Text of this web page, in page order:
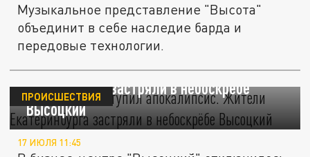
Музыкальное представление "Высота"
объединит в себе наследие барда и
передовые технологии.
Погас свет и наступил апокалипсис. Жители
Екатеринбурга застряли в небоскрёбе
"Высоцкий"
ПРОИСШЕСТВИЯ
17 ИЮЛЯ 11:45